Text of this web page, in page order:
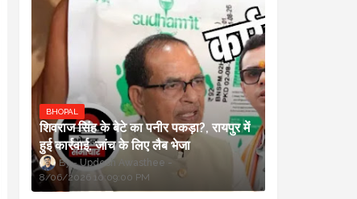
BHOPAL
शिवराज सिंह के बेटे का पनीर पकड़ा?, रायपुर में
हुई कार्रवाई, जांच के लिए लैब भेजा
Updesh Awasthee
8/06/2026 10:09:00 PM